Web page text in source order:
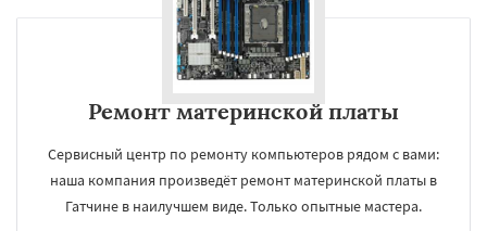
Ремонт материнской платы
Сервисный центр по ремонту компьютеров рядом с вами:
наша компания произведёт ремонт материнской платы в
Гатчине в наилучшем виде. Только опытные мастера.